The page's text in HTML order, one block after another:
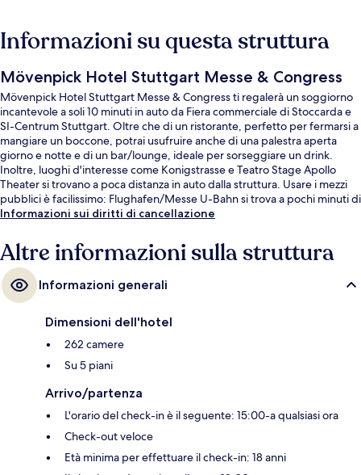
Informazioni su questa struttura
Mövenpick Hotel Stuttgart Messe & Congress
Mövenpick Hotel Stuttgart Messe & Congress ti regalerà un soggiorno
incantevole a soli 10 minuti in auto da Fiera commerciale di Stoccarda e
SI-Centrum Stuttgart. Oltre che di un ristorante, perfetto per fermarsi a
mangiare un boccone, potrai usufruire anche di una palestra aperta
giorno e notte e di un bar/lounge, ideale per sorseggiare un drink.
Inoltre, luoghi d'interesse come Konigstrasse e Teatro Stage Apollo
Theater si trovano a poca distanza in auto dalla struttura. Usare i mezzi
pubblici è facilissimo: Flughafen/Messe U-Bahn si trova a pochi minuti di
distanza, mentre Stuttgart Airport/Messe S-Bahn è a 2 min a piedi.
Informazioni sui diritti di cancellazione
Altre informazioni sulla struttura
Informazioni generali
Dimensioni dell'hotel
262 camere
Su 5 piani
Arrivo/partenza
L'orario del check-in è il seguente: 15:00-a qualsiasi ora
Check-out veloce
Età minima per effettuare il check-in: 18 anni